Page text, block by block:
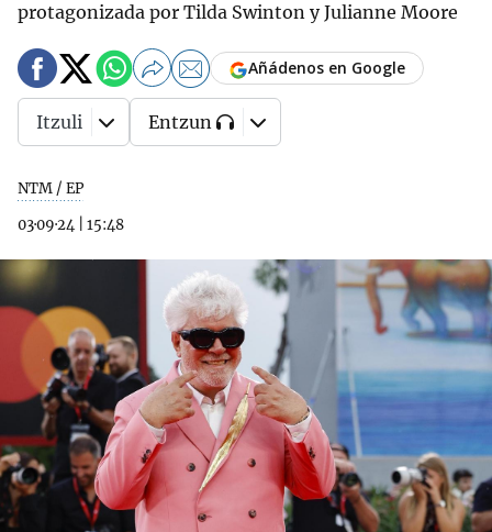
protagonizada por Tilda Swinton y Julianne Moore
NTM / EP
03·09·24
15:48
Añádenos en Google
Itzuli Entzun